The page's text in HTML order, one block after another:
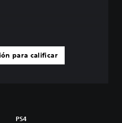
para calificar
PS4